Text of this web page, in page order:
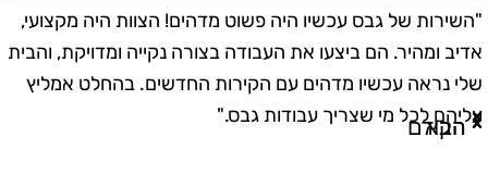
"השירות של גבס עכשיו היה פשוט מדהים! הצוות היה מקצועי,
אדיב ומהיר. הם ביצעו את העבודה בצורה נקייה ומדויקת, והבית
שלי נראה עכשיו מדהים עם הקירות החדשים. בהחלט אמליץ
עליהם לכל מי שצריך עבודות גבס."
הקודם
הבא